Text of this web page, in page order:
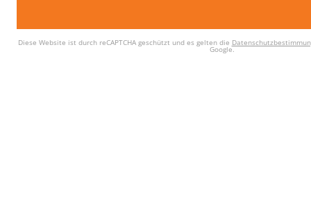
Diese Website ist durch reCAPTCHA geschützt und es gelten die
Google.